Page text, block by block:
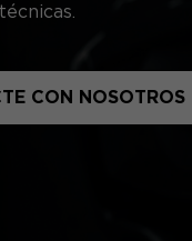
CON NOSOTROS